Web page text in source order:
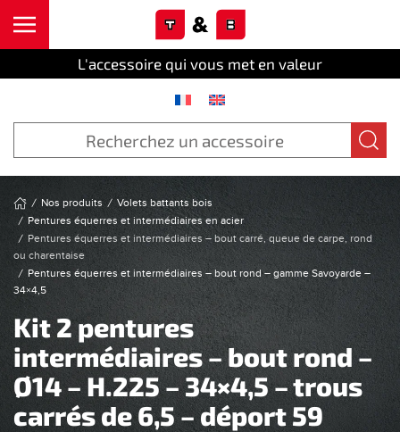
L'accessoire qui vous met en valeur
Nos produits
Volets battants bois
Pentures équerres et intermédiaires en acier
Pentures équerres et intermédiaires – bout carré, queue de carpe, rond
ou charentaise
Pentures équerres et intermédiaires – bout rond – gamme Savoyarde –
34×4,5
Kit 2 pentures
intermédiaires – bout rond –
Ø14 – H.225 – 34×4,5 – trous
carrés de 6,5 – déport 59
Cookies management panel